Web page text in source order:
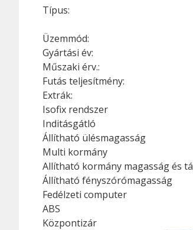
Típus:
Üzemmód:
Gyártási év:
Műszaki érv.:
Futás teljesítmény:
Extrák:
Isofix rendszer
Inditásgátló
Állítható ülésmagasság
Multi kormány
Allítható kormány magasság és
Állítható fényszórómagasság
Fedélzeti computer
ABS
Központizár